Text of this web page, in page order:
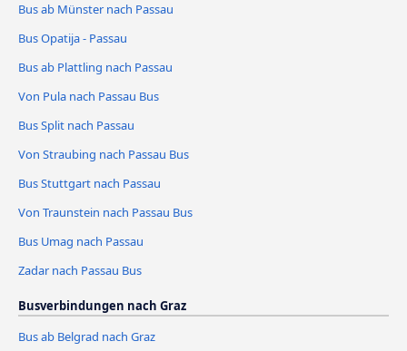
Bus ab Münster nach Passau
Bus Opatija - Passau
Bus ab Plattling nach Passau
Von Pula nach Passau Bus
Bus Split nach Passau
Von Straubing nach Passau Bus
Bus Stuttgart nach Passau
Von Traunstein nach Passau Bus
Bus Umag nach Passau
Zadar nach Passau Bus
Busverbindungen nach Graz
Bus ab Belgrad nach Graz